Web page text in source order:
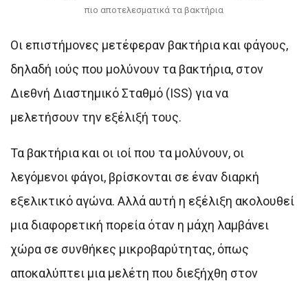
πιο αποτελεσματικά τα βακτήρια
Οι επιστήμονες μετέφεραν βακτήρια και φάγους,
δηλαδή ιούς που μολύνουν τα βακτήρια, στον
Διεθνή Διαστημικό Σταθμό (ISS) για να
μελετήσουν την εξέλιξή τους.
Τα βακτήρια και οι ιοί που τα μολύνουν, οι
λεγόμενοι φάγοι, βρίσκονται σε έναν διαρκή
εξελικτικό αγώνα. Αλλά αυτή η εξέλιξη ακολουθεί
μια διαφορετική πορεία όταν η μάχη λαμβάνει
χώρα σε συνθήκες μικροβαρύτητας, όπως
αποκαλύπτει μια μελέτη που διεξήχθη στον